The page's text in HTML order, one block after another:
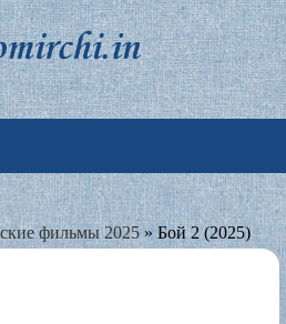
смотреть
фильмы 2025»Бой 2 (2025)